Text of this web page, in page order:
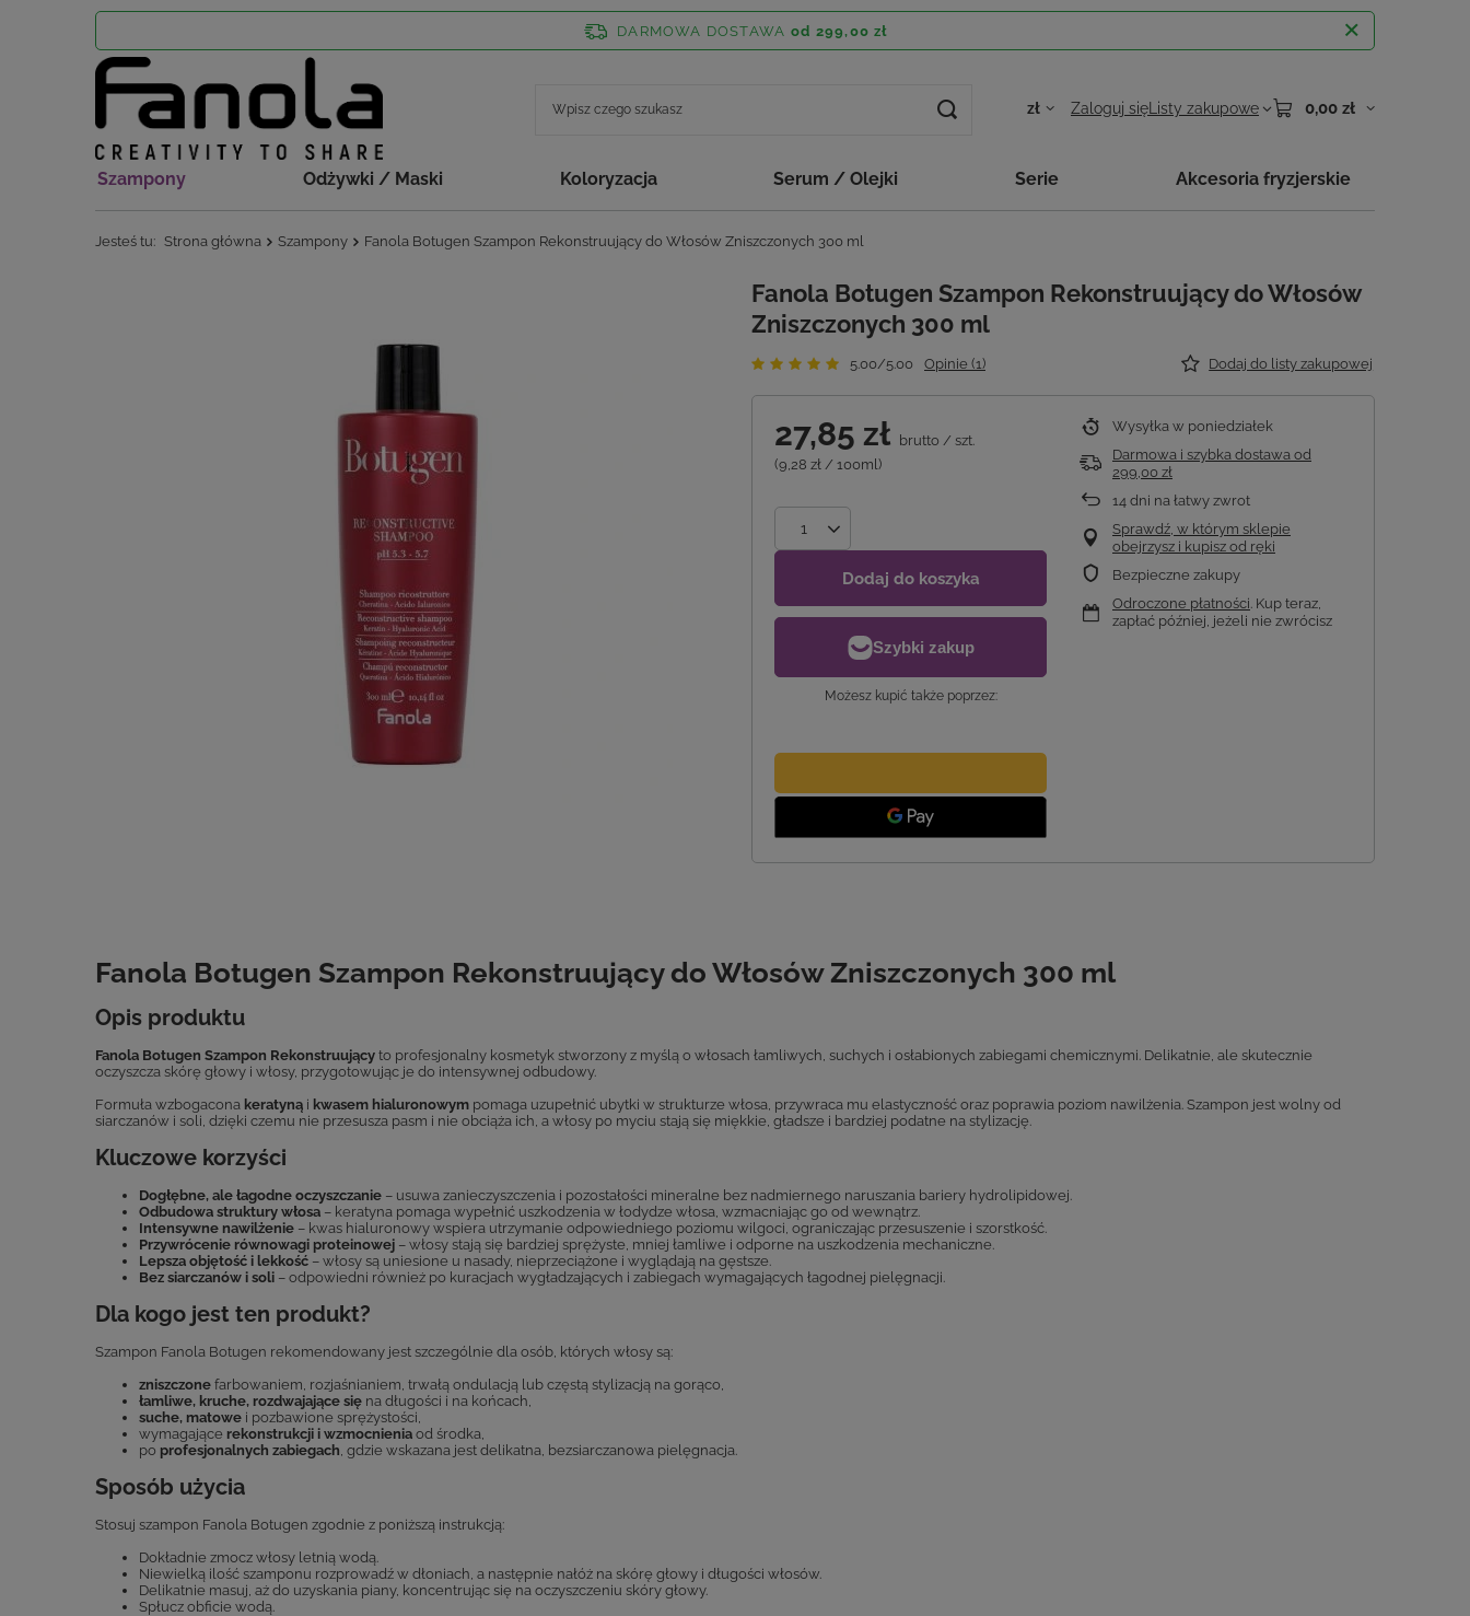
DARMOWA DOSTAWA od 299,00 zł
zł Zaloguj się Listy zakupowe 0,00 zł
Szampony Odżywki / Maski Koloryzacja Serum / Olejki Serie Akcesoria fryzjerskie
Jesteś tu: Strona główna Szampony Fanola Botugen Szampon Rekonstruujący do Włosów Zniszczonych 300 ml
Fanola Botugen Szampon Rekonstruujący do Włosów
Zniszczonych 300 ml
5.00/5.00 Opinie (1) Dodaj do listy zakupowej
27,85 zł brutto / szt.
(9,28 zł / 100ml)
Dodaj do koszyka
Możesz kupić także poprzez:
Wysyłka w poniedziałek
Darmowa i szybka dostawa od
299,00 zł
14 dni na łatwy zwrot
Sprawdź, w którym sklepie
obejrzysz i kupisz od ręki
Bezpieczne zakupy
Odroczone płatności. Kup teraz,
zapłać później, jeżeli nie zwrócisz
Fanola Botugen Szampon Rekonstruujący do Włosów Zniszczonych 300 ml
Opis produktu
Fanola Botugen Szampon Rekonstruujący to profesjonalny kosmetyk stworzony z myślą o włosach łamliwych, suchych i osłabionych zabiegami chemicznymi. Delikatnie, ale skutecznie
oczyszcza skórę głowy i włosy, przygotowując je do intensywnej odbudowy.
Formuła wzbogacona keratyną i kwasem hialuronowym pomaga uzupełnić ubytki w strukturze włosa, przywraca mu elastyczność oraz poprawia poziom nawilżenia. Szampon jest wolny od
siarczanów i soli, dzięki czemu nie przesusza pasm i nie obciąża ich, a włosy po myciu stają się miękkie, gładsze i bardziej podatne na stylizację.
Kluczowe korzyści
Dogłębne, ale łagodne oczyszczanie – usuwa zanieczyszczenia i pozostałości mineralne bez nadmiernego naruszania bariery hydrolipidowej.
Odbudowa struktury włosa – keratyna pomaga wypełnić uszkodzenia w łodydze włosa, wzmacniając go od wewnątrz.
Intensywne nawilżenie – kwas hialuronowy wspiera utrzymanie odpowiedniego poziomu wilgoci, ograniczając przesuszenie i szorstkość.
Przywrócenie równowagi proteinowej – włosy stają się bardziej sprężyste, mniej łamliwe i odporne na uszkodzenia mechaniczne.
Lepsza objętość i lekkość – włosy są uniesione u nasady, nieprzeciążone i wyglądają na gęstsze.
Bez siarczanów i soli – odpowiedni również po kuracjach wygładzających i zabiegach wymagających łagodnej pielęgnacji.
Dla kogo jest ten produkt?
Szampon Fanola Botugen rekomendowany jest szczególnie dla osób, których włosy są:
zniszczone farbowaniem, rozjaśnianiem, trwałą ondulacją lub częstą stylizacją na gorąco,
łamliwe, kruche, rozdwajające się na długości i na końcach,
suche, matowe i pozbawione sprężystości,
wymagające rekonstrukcji i wzmocnienia od środka,
po profesjonalnych zabiegach, gdzie wskazana jest delikatna, bezsiarczanowa pielęgnacja.
Sposób użycia
Stosuj szampon Fanola Botugen zgodnie z poniższą instrukcją:
Dokładnie zmocz włosy letnią wodą.
Niewielką ilość szamponu rozprowadź w dłoniach, a następnie nałóż na skórę głowy i długości włosów.
Delikatnie masuj, aż do uzyskania piany, koncentrując się na oczyszczeniu skóry głowy.
Spłucz obficie wodą.